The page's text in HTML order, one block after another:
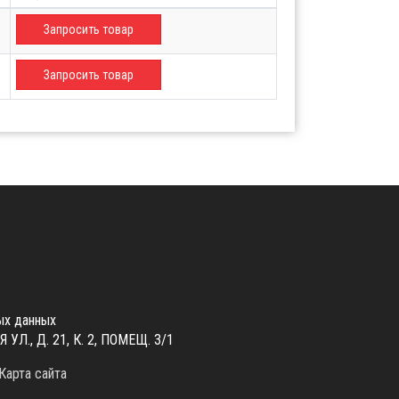
Запросить товар
Запросить товар
данных
Д. 21, К. 2, ПОМЕЩ. 3/1
Карта сайта